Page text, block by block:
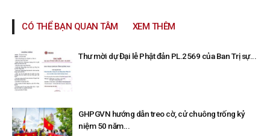
CÓ THỂ BẠN QUAN TÂM XEM THÊM
Thư mời dự Đại lễ Phật đản PL.2569 của Ban Trị sự...
GHPGVN hướng dẫn treo cờ, cử chuông trống kỷ
niệm 50 năm...